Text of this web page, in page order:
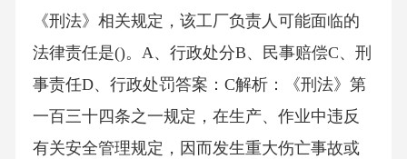
《刑法》相关规定，该工厂负责人可能面临的
法律责任是()。A、行政处分B、民事赔偿C、刑
事责任D、行政处罚答案：C解析：《刑法》第
一百三十四条之一规定，在生产、作业中违反
有关安全管理规定，因而发生重大伤亡事故或